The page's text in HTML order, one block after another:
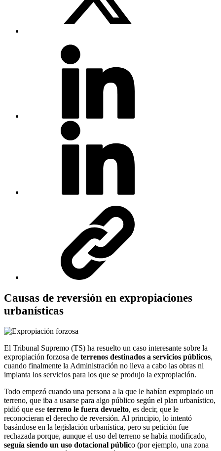
Causas de reversión en expropiaciones
urbanísticas
El Tribunal Supremo (TS) ha resuelto un caso interesante sobre la
expropiación forzosa de terrenos destinados a servicios públicos,
cuando finalmente la Administración no lleva a cabo las obras ni
implanta los servicios para los que se produjo la expropiación.
Todo empezó cuando una persona a la que le habían expropiado un
terreno, que iba a usarse para algo público según el plan urbanístico,
pidió que ese terreno le fuera devuelto, es decir, que le
reconocieran el derecho de reversión. Al principio, lo intentó
basándose en la legislación urbanística, pero su petición fue
rechazada porque, aunque el uso del terreno se había modificado,
seguía siendo un uso dotacional público (por ejemplo, una zona